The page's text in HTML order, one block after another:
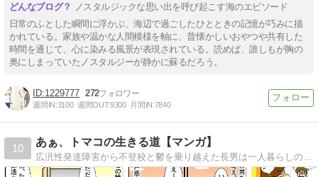
ノスタルジックな思い出を呼び起こす海のエピソード
日常のふとした瞬間に浮かぶ、海辺で過ごしたひとときの記憶が巧みに描
かれている。家族や温かな人間模様を軸に、昔懐かしいおやつや共有した
時間を通じて、心に染みる風景が表現されている。読めば、誰しもが胸の
奥にしまっていたノスタルジーが静かに蘇るだろう。
1229777 272
週間IN:3100 週間OUT:9300 月間IN:7840
10
あぁ、トマコの生きる道【マンガ】
広汎性発達障害から不登校と鬱を乗り越えた長男は一人暮らしの社会人二年生。ADHDを抱えた次男は社会人一年生。発達障害３兄弟を育てる母トマコの４〜１６コママンガ。